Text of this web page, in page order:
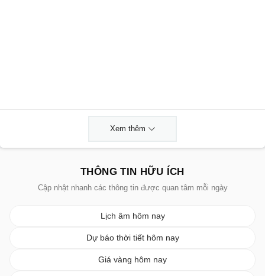
Xem thêm
THÔNG TIN HỮU ÍCH
Cập nhật nhanh các thông tin được quan tâm mỗi ngày
Lịch âm hôm nay
Dự báo thời tiết hôm nay
Giá vàng hôm nay